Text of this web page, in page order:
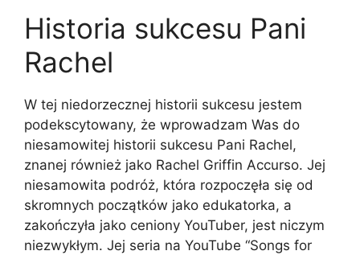
Historia sukcesu Pani
Rachel
W tej niedorzecznej historii sukcesu jestem
podekscytowany, że wprowadzam Was do
niesamowitej historii sukcesu Pani Rachel,
znanej również jako Rachel Griffin Accurso. Jej
niesamowita podróż, która rozpoczęła się od
skromnych początków jako edukatorka, a
zakończyła jako ceniony YouTuber, jest niczym
niezwykłym. Jej seria na YouTube “Songs for